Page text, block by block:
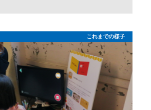
これまでの様子